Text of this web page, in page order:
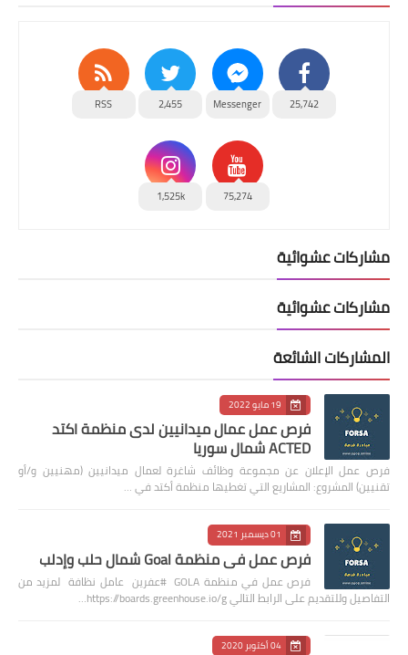
25,742
Messenger
2,455
RSS
75,274
1,525k
مشاركات عشوائية
مشاركات عشوائية
المشاركات الشائعة
19 مايو 2022
فرص عمل عمال ميدانيين لدى منظمة اكتد
ACTED شمال سوريا
فرص عمل الإعلان عن مجموعة وظائف شاغرة لعمال ميدانيين (مهنيين و/أو
تقنيين) المشروع: المشاريع التي تغطيها منظمة أكتد في …
01 ديسمبر 2021
فرص عمل في منظمة Goal شمال حلب وإدلب
فرص عمل في منظمة GOLA #عفرين عامل نظافة لمزيد من
التفاصيل وللتقديم على الرابط التالي https://boards.greenhouse.io/g…
04 أكتوبر 2020